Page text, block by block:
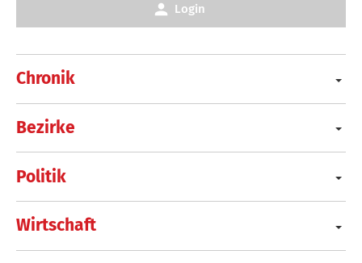
Chronik
Bezirke
Politik
Wirtschaft
Login